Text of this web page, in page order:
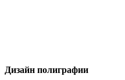
Дизайн полиграфии